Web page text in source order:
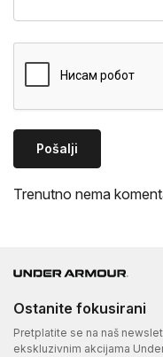
Pošalji
Trenutno nema
Ostanite fokusirani
Pretplatite se na naš
ekskluzivnim akcijama